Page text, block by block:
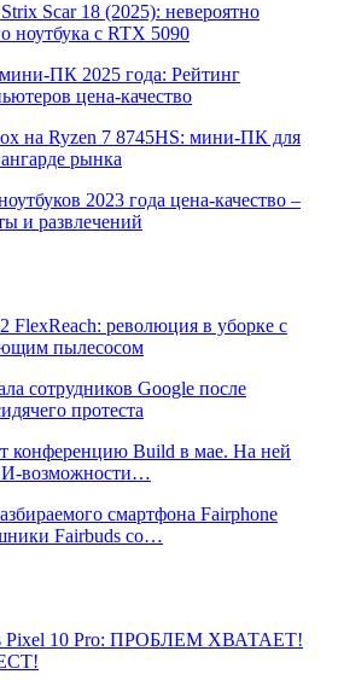
Scar 18 (2025): невероятно
ноутбука с RTX 5090
ПК 2025 года: Рейтинг
цена-качество
на Ryzen 7 8745HS: мини-ПК для
рынка
2023 года цена-качество –
и развлечений
FlexReach: революция в уборке с
пылесосом
сотрудников Google после
протеста
конференцию Build в мае. На ней
возможности…
смартфона Fairphone
Fairbuds со…
Pixel 10 Pro: ПРОБЛЕМ ХВАТАЕТ!